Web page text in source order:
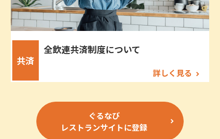
共済
全飲連共済制度について
詳しく見る
ぐるなび
レストランサイトに登録